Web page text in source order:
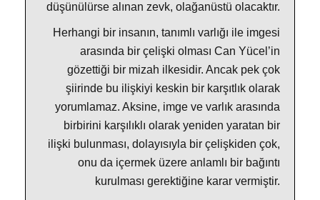
düşünülürse alınan zevk, olağanüstü olacaktır.
Herhangi bir insanın, tanımlı varlığı ile imgesi
arasında bir çelişki olması Can Yücel’in
gözettiği bir mizah ilkesidir. Ancak pek çok
şiirinde bu ilişkiyi keskin bir karşıtlık olarak
yorumlamaz. Aksine, imge ve varlık arasında
birbirini karşılıklı olarak yeniden yaratan bir
ilişki bulunması, dolayısıyla bir çelişkiden çok,
onu da içermek üzere anlamlı bir bağıntı
kurulması gerektiğine karar vermiştir.